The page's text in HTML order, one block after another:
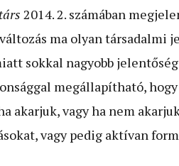
2014. 2. számában
változás ma olyan társadalmi
sokkal nagyobb
megállapítható,
akarjuk, vagy ha nem
vagy pedig aktívan